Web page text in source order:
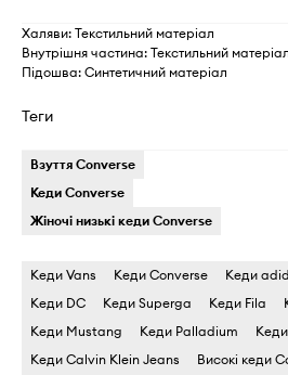
Халяви: Текстильний матеріал
Внутрішня частина: Текстильний матеріал
Підошва: Синтетичний матеріал
Теги
Взуття Converse
Кеди Converse
Жіночі низькі кеди Converse
Кеди Vans Кеди Converse Кеди
Кеди DC
Кеди Superga Кеди Fila
Кеди Mustang
Кеди Palladium
Кеди Calvin Klein Jeans
Високі кеди